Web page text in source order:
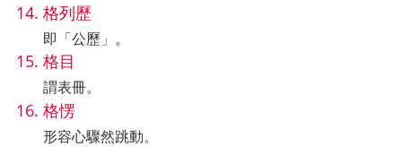
格列歷
即「公歷」。
格目
謂表冊。
格愣
形容心驟然跳動。